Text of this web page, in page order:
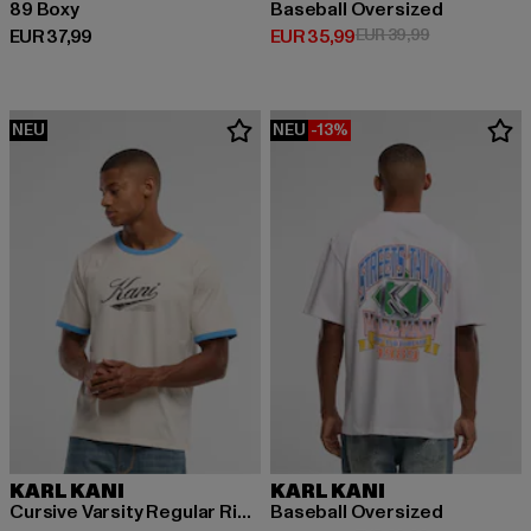
89 Boxy
EUR 37,99
Derzeitiger Preis: EUR 37,99
Baseball Oversized
EUR 35,99
Derzeitiger Preis: EUR 35,99
EUR 39,99Aktionspreis:
NEU
KARL KANI
Cursive Varsity Regular Ringer
NEU -13%
KARL KANI
Baseball Oversized